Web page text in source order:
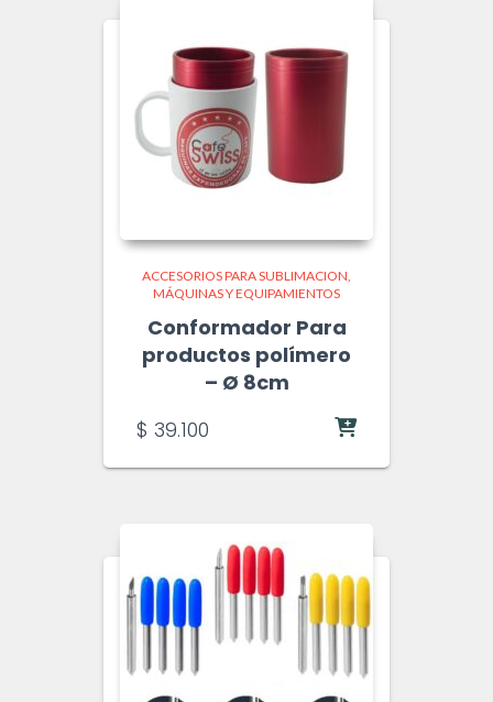
ACCESORIOS PARA SUBLIMACION
MÁQUINAS Y EQUIPAMIENTOS
Conformador Para
productos polímero
– Ø 8cm
$ 39.100